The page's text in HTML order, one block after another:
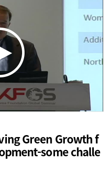
Green Growth f
some challe